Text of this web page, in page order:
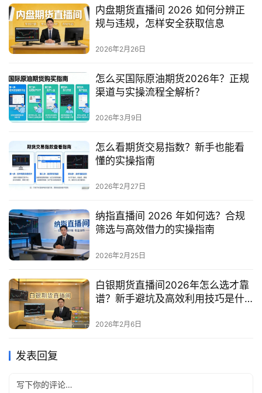
内盘期货直播间 2026 如何分辨正
规与违规，怎样安全获取信息
2026年2月26日
怎么买国际原油期货2026年？正规
渠道与实操流程全解析？
2026年3月9日
怎么看期货交易指数？新手也能看
懂的实操指南
2026年2月27日
纳指直播间 2026 年如何选？合规
筛选与高效借力的实操指南
2026年2月25日
白银期货直播间2026年怎么选才靠
谱？新手避坑及高效利用技巧是什
2026年2月6日
发表回复